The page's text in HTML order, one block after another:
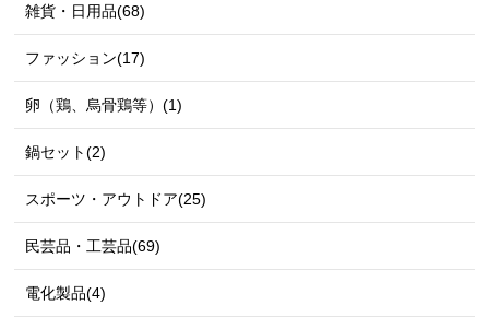
雑貨・日用品(68)
ファッション(17)
卵（鶏、烏骨鶏等）(1)
鍋セット(2)
スポーツ・アウトドア(25)
民芸品・工芸品(69)
電化製品(4)